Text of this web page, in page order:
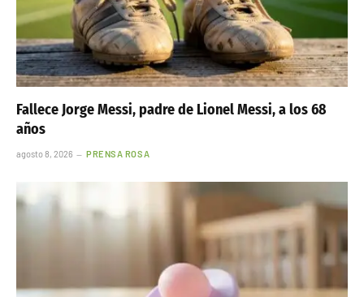
Fallece Jorge Messi, padre de Lionel Messi, a los 68
años
agosto 8, 2026 PRENSA ROSA